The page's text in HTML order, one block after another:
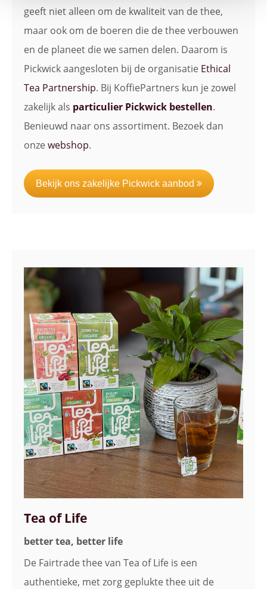
geeft niet alleen om de kwaliteit van de thee,
maar ook om de boeren die de thee verbouwen
en de planeet die we samen delen. Daarom is
Pickwick aangesloten bij de organisatie Ethical
Tea Partnership. Bij KoffiePartners kun je zowel
zakelijk als particulier Pickwick bestellen.
Benieuwd naar ons assortiment. Bezoek dan
onze webshop.
Bekijk ons zakelijke Pickwick aanbod
Tea of Life
better tea, better life
De Fairtrade thee van Tea of Life is een
authentieke, met zorg geplukte thee uit de